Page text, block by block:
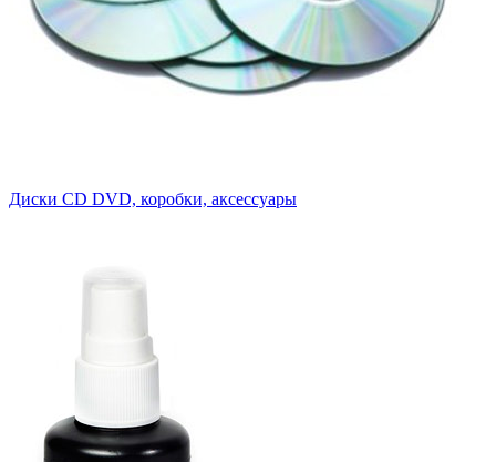
Диски CD DVD, коробки, аксессуары